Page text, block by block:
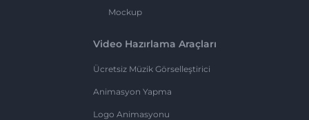
Mockup
Video Hazırlama Araçları
Ücretsiz Müzik Görselleştirici
Animasyon Yapma
Logo Animasyonu